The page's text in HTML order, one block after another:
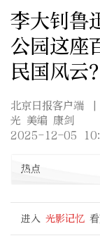
李大钊鲁
公园这座
民国风云
北京日报客户端
光 美编 康剑
2025-12-05
热点
进入 光影记忆